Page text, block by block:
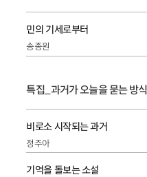
민의 기세로부터
송종원
특집_과거가 오늘을 묻는 방식
비로소 시작되는 과거
정주아
기억을 돌보는 소설